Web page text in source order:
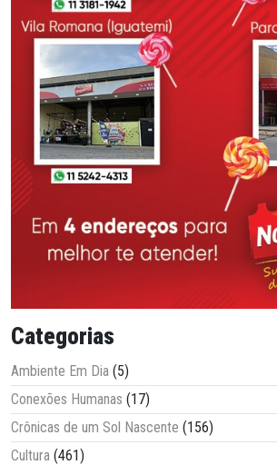
Categorias
Ambiente Em Dia (5)
Conexões Humanas (17)
Crônicas de um Sol Nascente (156)
Cultura (461)